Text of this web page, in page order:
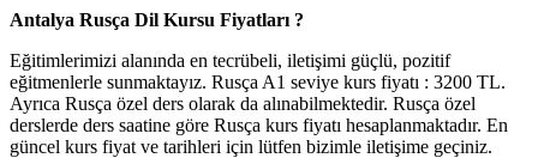
Antalya Rusça Dil Kursu Fiyatları ?
Eğitimlerimizi alanında en tecrübeli, iletişimi güçlü, pozitif
eğitmenlerle sunmaktayız. Rusça A1 seviye kurs fiyatı : 3200 TL.
Ayrıca Rusça özel ders olarak da alınabilmektedir. Rusça özel
derslerde ders saatine göre Rusça kurs fiyatı hesaplanmaktadır. En
güncel kurs fiyat ve tarihleri için lütfen bizimle iletişime geçiniz.